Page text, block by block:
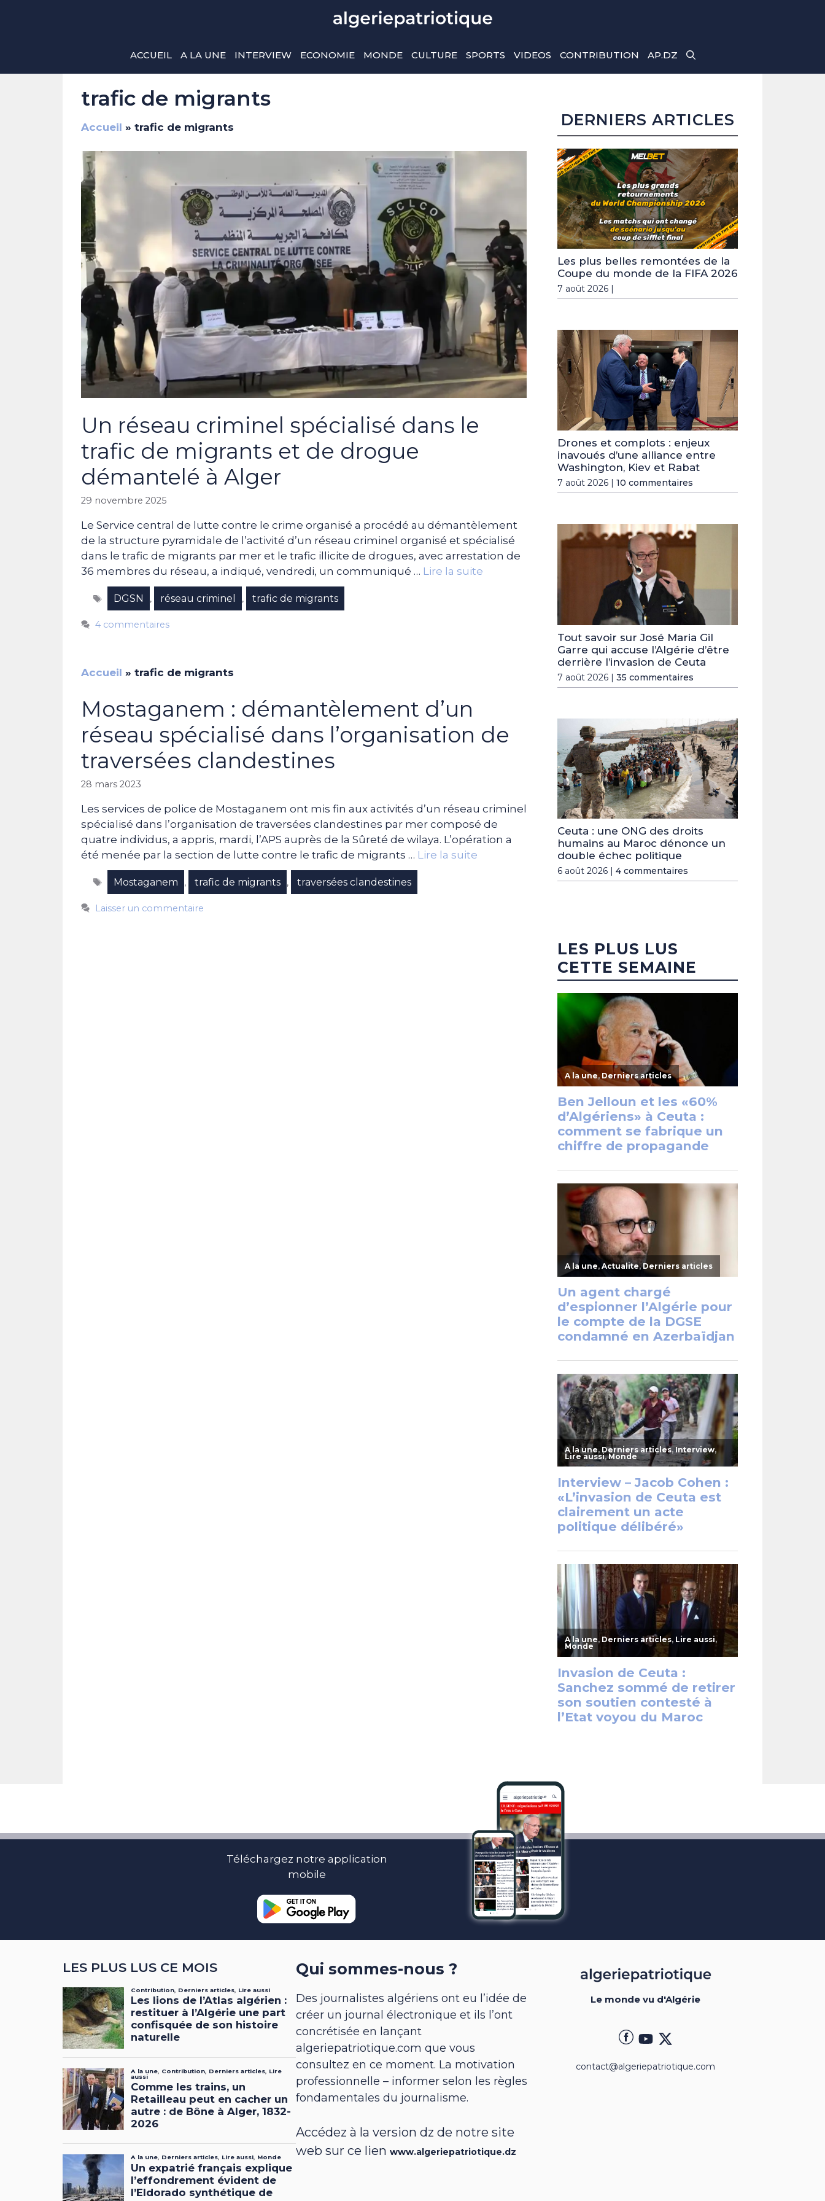
ACCUEIL A LA UNE INTERVIEW ECONOMIE MONDE CULTURE SPORTS VIDEOS CONTRIBUTION AP.DZ
trafic de migrants
Accueil » trafic de migrants
Un réseau criminel spécialisé dans le
trafic de migrants et de drogue
démantelé à Alger
29 novembre 2025
Le Service central de lutte contre le crime organisé a procédé au démantèlement
de la structure pyramidale de l’activité d’un réseau criminel organisé et spécialisé
dans le trafic de migrants par mer et le trafic illicite de drogues, avec arrestation de
36 membres du réseau, a indiqué, vendredi, un communiqué … Lire la suite
Étiquettes
DGSN , réseau criminel , trafic de migrants
4 commentaires
Accueil » trafic de migrants
Mostaganem : démantèlement d’un
réseau spécialisé dans l’organisation de
traversées clandestines
28 mars 2023
Les services de police de Mostaganem ont mis fin aux activités d’un réseau criminel
spécialisé dans l’organisation de traversées clandestines par mer composé de
quatre individus, a appris, mardi, l’APS auprès de la Sûreté de wilaya. L’opération a
été menée par la section de lutte contre le trafic de migrants … Lire la suite
Étiquettes
Mostaganem , trafic de migrants , traversées clandestines
Laisser un commentaire
DERNIERS ARTICLES
Les plus belles remontées de la
Coupe du monde de la FIFA 2026
7 août 2026 |
Drones et complots : enjeux
inavoués d’une alliance entre
Washington, Kiev et Rabat
7 août 2026 | 10 commentaires
Tout savoir sur José Maria Gil
Garre qui accuse l’Algérie d’être
derrière l’invasion de Ceuta
7 août 2026 | 35 commentaires
Ceuta : une ONG des droits
humains au Maroc dénonce un
double échec politique
6 août 2026 | 4 commentaires
LES PLUS LUS
CETTE SEMAINE
Téléchargez notre application
mobile
LES PLUS LUS CE MOIS Qui sommes-nous ?
Des journalistes algériens ont eu l’idée de
créer un journal électronique et ils l’ont
concrétisée en lançant
algeriepatriotique.com que vous
consultez en ce moment. La motivation
professionnelle – informer selon les règles
fondamentales du journalisme.
Accédez à la version dz de notre site
web sur ce lienwww.algeriepatriotique.dz
Le monde vu d'Algérie
contact@algeriepatriotique.com